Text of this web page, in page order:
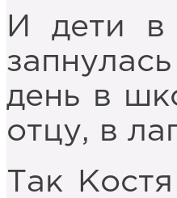
И дети в
день в
отцу, в
Так